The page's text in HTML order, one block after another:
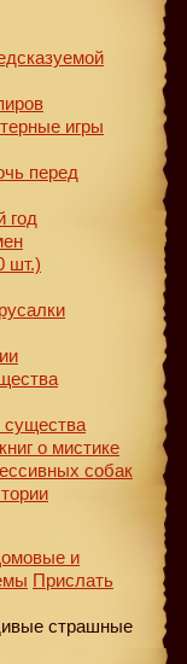
игры
перед
год
шт.)
существа
о мистике
собак
и
Прислать
страшные